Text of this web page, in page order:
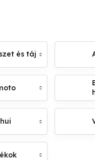
és táj